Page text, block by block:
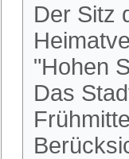
Der Sitz
"Hohen
Das